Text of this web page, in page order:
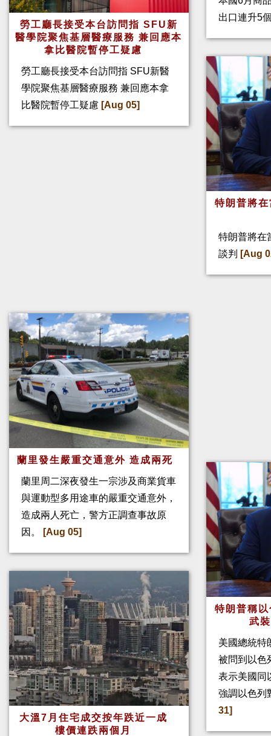
勞工廳長接受本台訪問指 SFU新
醫學院聚焦基層醫療服務 兼回應本
拿比醫院暫停工疑慮
勞工廳長接受本台訪問指 SFU新醫
學院聚焦基層醫療服務 兼回應本拿
比醫院暫停工疑慮 [Aug 05]
蘭里發生嚴重交通意外 造成兩死
蘭里周二深夜發生一宗涉及商業貨車
與運動型多用途車的嚴重交通意外，
造成兩人死亡，警方正調查事故原
因。
[Aug 05]
大溫7月住宅成交按年跌近一成
樓價連跌兩個月
出口連升5
特朗普將
特朗普將在
談判
[Aug
特朗普稱
武
美國總統特
被問到以色
表示美國同
強調以色列
31]